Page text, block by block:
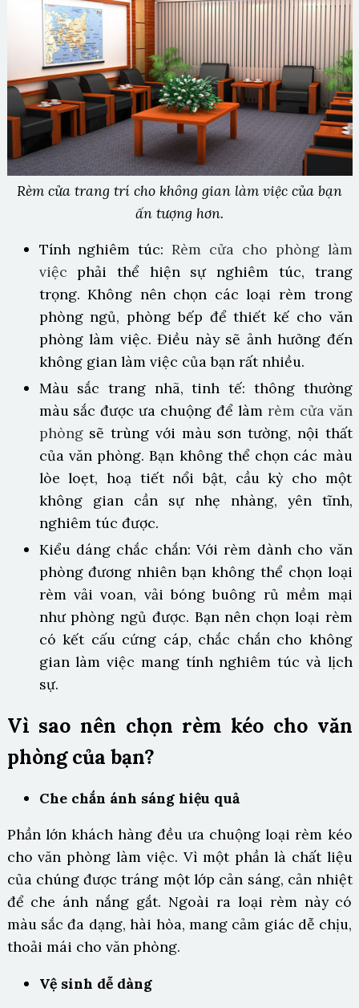
Rèm cửa trang trí cho không gian làm việc của bạn
ấn tượng hơn.
Tính nghiêm túc: Rèm cửa cho phòng làm
việc phải thể hiện sự nghiêm túc, trang
trọng. Không nên chọn các loại rèm trong
phòng ngủ, phòng bếp để thiết kế cho văn
phòng làm việc. Điều này sẽ ảnh hưởng đến
không gian làm việc của bạn rất nhiều.
Màu sắc trang nhã, tinh tế: thông thường
màu sắc được ưa chuộng để làmrèm cửa văn
phòngsẽ trùng với màu sơn tường, nội thất
của văn phòng. Bạn không thể chọn các màu
lòe loẹt, hoạ tiết nổi bật, cầu kỳ cho một
không gian cần sự nhẹ nhàng, yên tĩnh,
nghiêm túc được.
Kiểu dáng chắc chắn: Vớirèm dành cho văn
phòng đương nhiên bạn không thể chọn loại
rèm vải voan, vải bóng buông rủ mềm mại
như phòng ngủ được. Bạn nên chọn loại rèm
có kết cấu cứng cáp, chắc chắn cho không
gian làm việc mang tính nghiêm túc và lịch
sự.
Vì sao nên chọn rèm kéo cho văn
phòng của bạn?
Che chắn ánh sáng hiệu quả
Phần lớn khách hàng đều ưa chuộng loạirèm kéo
cho văn phòng làm việc. Vì một phần là chất liệu
của chúng được tráng một lớp cản sáng, cản nhiệt
để che ánh nắng gắt. Ngoài ra loại rèm này có
màu sắc đa dạng, hài hòa, mang cảm giác dễ chịu,
thoải mái cho văn phòng.
Vệ sinh dễ dàng